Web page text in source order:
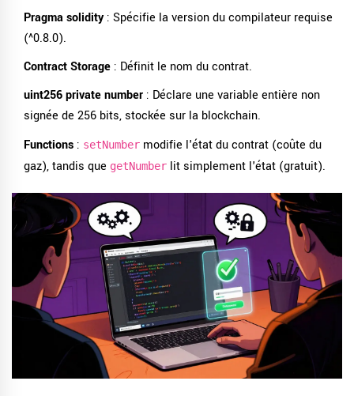
Pragma solidity: Spécifie la version du compilateur requise
(^0.8.0).
Contract Storage : Définit le nom du contrat.
uint256 private number : Déclare une variable entière non
signée de 256 bits, stockée sur la blockchain.
Functions : setNumber modifie l'état du contrat (coûte du
gaz), tandis que getNumber lit simplement l'état (gratuit).